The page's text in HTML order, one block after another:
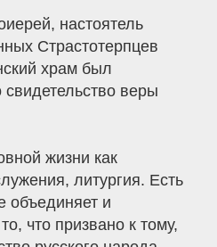
настоятель
Страстотерпцев
храм был
веры
жизни как
литургия. Есть
объединяет и
что призвано к тому,